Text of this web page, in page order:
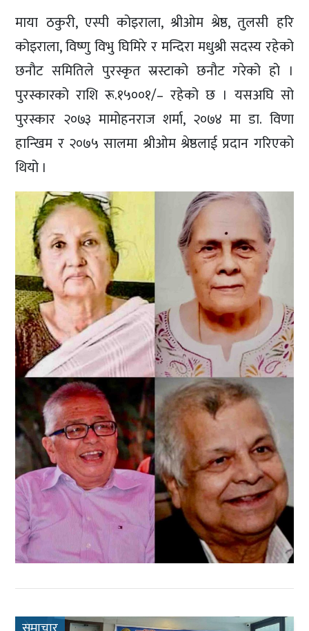
माया ठकुरी, एस्पी कोइराला, श्रीओम श्रेष्ठ, तुलसी हरि
कोइराला, विष्णु विभु घिमिरे र मन्दिरा मधुश्री सदस्य रहेको
छनौट समितिले पुरस्कृत स्रस्टाको छनौट गरेको हो ।
पुरस्कारको राशि रू.१५००१/– रहेको छ । यसअघि सो
पुरस्कार २०७३ मामोहनराज शर्मा, २०७४ मा डा. विणा
हान्खिम र २०७५ सालमा श्रीओम श्रेष्ठलाई प्रदान गरिएको
थियो ।